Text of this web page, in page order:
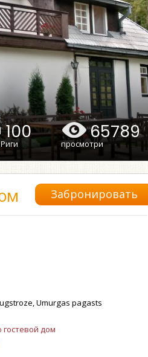
100 65789
просмотри
Забронировать
Umurgas pagasts
гостевой дом